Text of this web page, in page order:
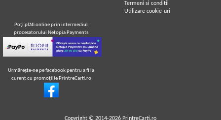
Termeni si conditii
Utilizare cookie-uri
Poţi plăti online prin intermediul
procesatorului Netopia Payments
Urmăreşte-ne pe facebook pentru a fi la
curent cu promoţiile PrintreCarti.ro
Copyright © 2014-2026 PrintreCarti.ro